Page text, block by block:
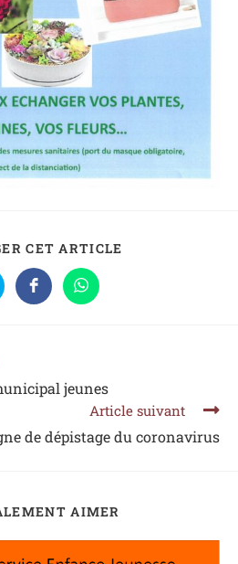
CET ARTICLE
jeunes
Article suivant
de dépistage du coronavirus
AIMER